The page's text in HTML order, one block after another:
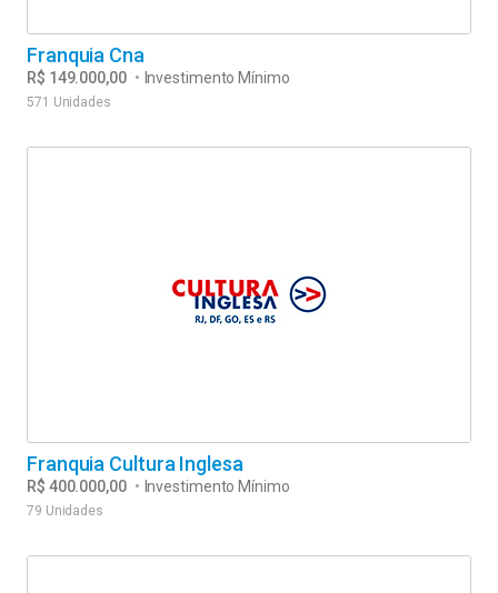
R$ 149.000,00 • Investimento Mínimo
Franquia Cna
571 Unidades
R$ 400.000,00 • Investimento Mínimo
Franquia Cultura Inglesa
79 Unidades